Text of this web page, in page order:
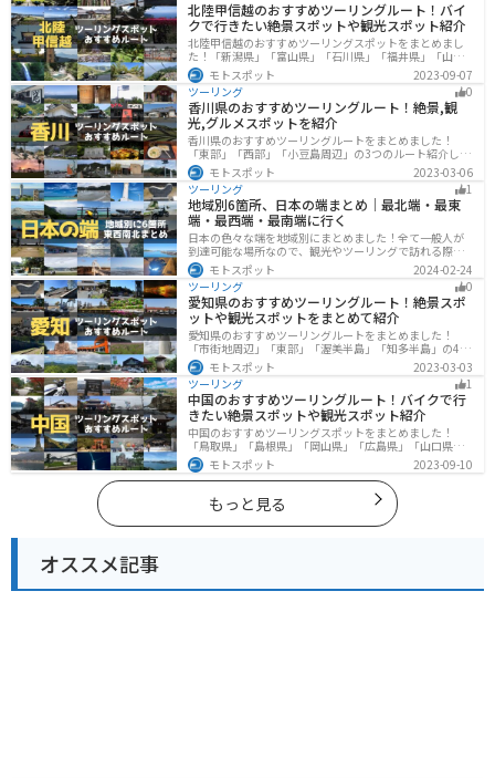
北陸甲信越のおすすめツーリングルート！バイ
クで行きたい絶景スポットや観光スポット紹介
北陸甲信越のおすすめツーリングスポットをまとめまし
た！「新潟県」「富山県」「石川県」「福井県」「山梨
県」「長野県」の各県の観光地紹介します。自然豊かな
山々や湖、温泉地が点在し、四季折々の景色を楽しめる
スポットが多数あります。バイクで北陸甲信越にツーリ
ングに行く際は参考にしてください。
モトスポット
2023-09-07
ツーリング
0
香川県のおすすめツーリングルート！絶景,観
光,グルメスポットを紹介
香川県のおすすめツーリングルートをまとめました！
「東部」「西部」「小豆島周辺」の3つのルート紹介しま
す。自然豊かな山から海、絶品グルメを満喫するツーリ
ングができます。バイクで香川県にツーリングに行く際
は参考にしてください。
モトスポット
2023-03-06
ツーリング
1
地域別6箇所、日本の端まとめ｜最北端・最東
端・最西端・最南端に行く
日本の色々な端を地域別にまとめました！全て一般人が
到達可能な場所なので、観光やツーリングで訪れる際の
参考にしてください。
モトスポット
2024-02-24
ツーリング
0
愛知県のおすすめツーリングルート！絶景スポ
ットや観光スポットをまとめて紹介
愛知県のおすすめツーリングルートをまとめました！
「市街地周辺」「東部」「渥美半島」「知多半島」の4つ
のルート紹介します。名古屋周辺の栄えたスポットから
山、海、美術館なども多数あり、自然・歴史・文化を満
喫するツーリングができます。バイクで愛知県にツーリ
ングに行く際は参考にしてください。
モトスポット
2023-03-03
ツーリング
1
中国のおすすめツーリングルート！バイクで行
きたい絶景スポットや観光スポット紹介
中国のおすすめツーリングスポットをまとめました！
「鳥取県」「島根県」「岡山県」「広島県」「山口県」
の各県の観光地紹介します。自然豊かな山々や湖、温泉
地が点在し、四季折々の景色を楽しめるスポットが多数
あります。バイクで中国にツーリングに行く際は参考に
してください。
モトスポット 2023-09-10
もっと見る
オススメ記事